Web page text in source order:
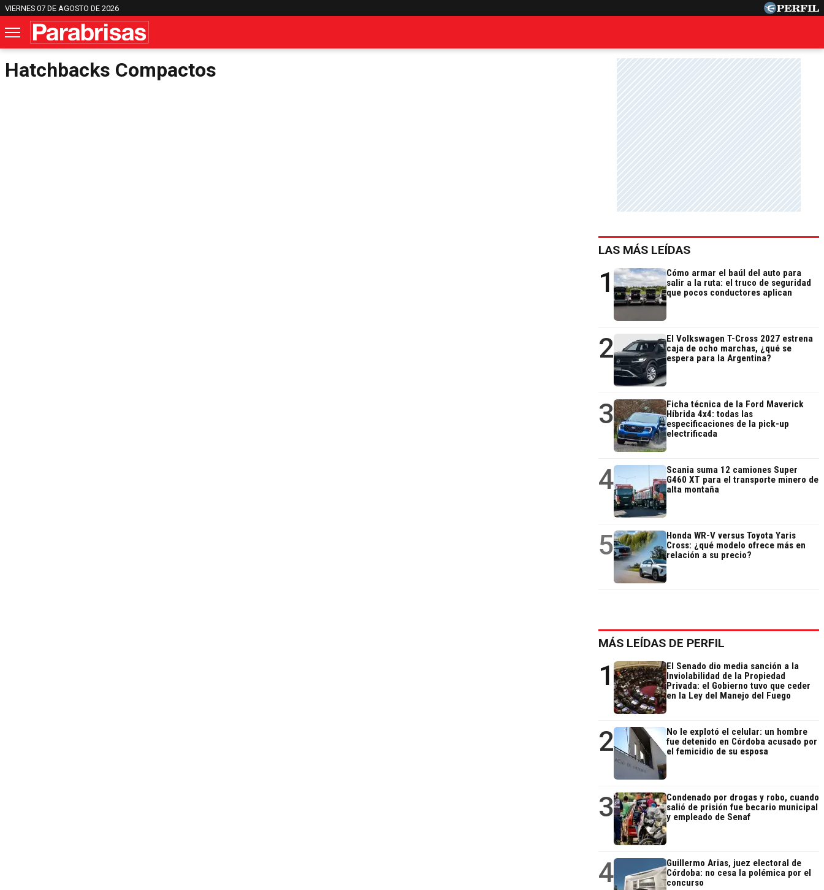
VIERNES 07 DE AGOSTO DE 2026
Hatchbacks Compactos
LAS MÁS LEÍDAS
1
Cómo armar el baúl del auto para
salir a la ruta: el truco de seguridad
que pocos conductores aplican
2
El Volkswagen T-Cross 2027 estrena
caja de ocho marchas, ¿qué se
espera para la Argentina?
3
Ficha técnica de la Ford Maverick
Híbrida 4x4: todas las
especificaciones de la pick-up
electrificada
4
Scania suma 12 camiones Super
G460 XT para el transporte minero de
alta montaña
5
Honda WR-V versus Toyota Yaris
Cross: ¿qué modelo ofrece más en
relación a su precio?
MÁS LEÍDAS DE PERFIL
1
El Senado dio media sanción a la
Inviolabilidad de la Propiedad
Privada: el Gobierno tuvo que ceder
en la Ley del Manejo del Fuego
2
No le explotó el celular: un hombre
fue detenido en Córdoba acusado por
el femicidio de su esposa
3
Condenado por drogas y robo, cuando
salió de prisión fue becario municipal
y empleado de Senaf
4
Guillermo Arias, juez electoral de
Córdoba: no cesa la polémica por el
concurso